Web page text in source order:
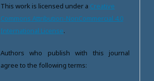
This work is licensed under a Creative
Commons Attribution-NonCommercial 4.0
International License.
Authors who publish with this journal
agree to the following terms: